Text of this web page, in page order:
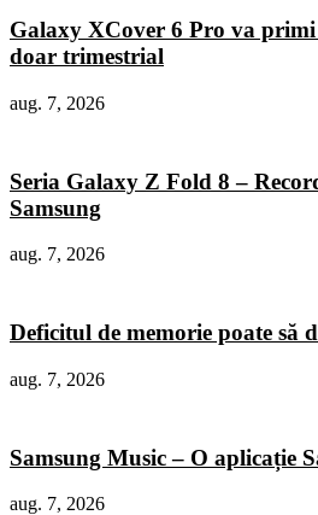
Galaxy XCover 6 Pro va
doar trimestrial
aug. 7, 2026
Seria Galaxy Z Fold 8 –
Samsung
aug. 7, 2026
Deficitul de memorie poate să
aug. 7, 2026
Samsung Music – O aplicație
aug. 7, 2026